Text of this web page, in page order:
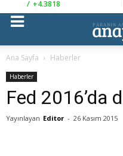
/ +4.3818
Ana Sayfa Haberler
Haberler
Fed 2016’da
Yayınlayan Editor - 26 Kasım 2015